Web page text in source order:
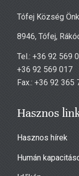
Tófej Község
8946, Tófej,
Tel.: +36 92 569
+36 92 569 017
Fax.: +36 92 365
Hasznos
Hasznos hírek
Humán